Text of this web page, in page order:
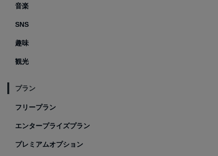
音楽
SNS
趣味
観光
プラン
フリープラン
エンタープライズプラン
プレミアムオプション